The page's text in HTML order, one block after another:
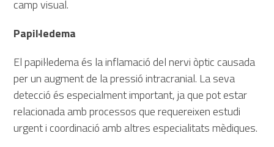
camp visual.
Papil·ledema
El papil·ledema és la inflamació del nervi òptic causada
per un augment de la pressió intracranial. La seva
detecció és especialment important, ja que pot estar
relacionada amb processos que requereixen estudi
urgent i coordinació amb altres especialitats mèdiques.